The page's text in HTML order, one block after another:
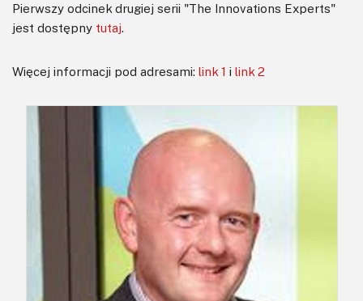
Pierwszy odcinek drugiej serii "The Innovations Experts"
jest dostępny tutaj.
Więcej informacji pod adresami: link 1 i link 2